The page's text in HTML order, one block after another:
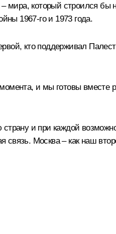
который строился бы
1967-го и 1973 года.
кто поддерживал
и мы готовы вместе
и при каждой
связь. Москва – как наш